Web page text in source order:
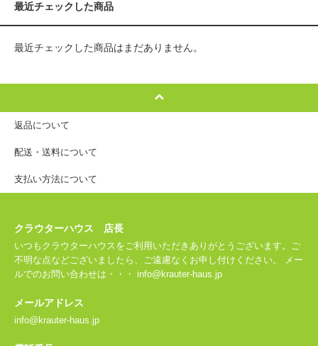
最近チェックした商品
最近チェックした商品はまだありません。
返品について
配送・送料について
支払い方法について
クラウターハウス 店長
いつもクラウターハウスをご利用いただきありがとうございます。ご
不明な点などございましたら、ご遠慮なくお申し付けください。 メー
ルでのお問い合わせは・・・ info@krauter-haus.jp
メールアドレス
info@krauter-haus.jp